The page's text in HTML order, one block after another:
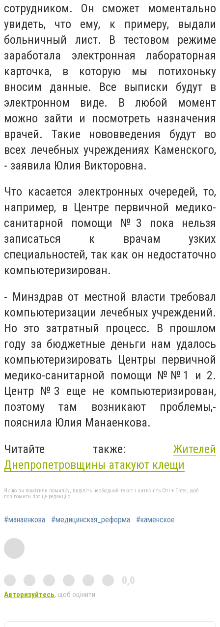
сотрудником. Он сможет моментально
увидеть, что ему, к примеру, выдали
больничный лист. В тестовом режиме
заработала электронная лабораторная
карточка, в которую мы потихоньку
вносим данные. Все выписки будут в
электронном виде. В любой момент
можно зайти и посмотреть назначения
врачей. Такие нововведения будут во
всех лечебных учреждениях Каменского,
- заявила Юлия Викторовна.
Что касается электронных очередей, то,
например, в Центре первичной медико-
санитарной помощи №3 пока нельзя
записаться к врачам узких
специальностей, так как он недостаточно
компьютеризирован.
- Минздрав от местной власти требовал
компьютеризации лечебных учреждений.
Но это затратный процесс. В прошлом
году за бюджетные деньги нам удалось
компьютеризировать Центры первичной
медико-санитарной помощи №№1 и 2.
Центр №3 еще не компьютеризирован,
поэтому там возникают проблемы,-
пояснила Юлия Манаенкова.
Читайте также: Жителей
Днепропетровщины атакуют клещи
Якщо ви помітили помилку, виділіть необхідний текст і натисніть Ctrl + Enter, щоб
повідомити про це редакцію
#манаенкова #медицинская_реформа #каменское
0,0
Авторизуйтесь, щоб оцінити